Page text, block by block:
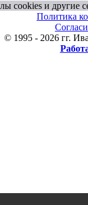
cookies и другие
Политика
© 1995 - 2026 гг.